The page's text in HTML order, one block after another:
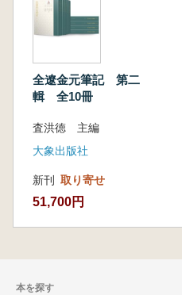
集》等元代笔记12种。
第十册,收《竹谱详录
细梳理了古籍中与原始
人序跋、古人对作者及
理出完整的附录,文献价
本書は『全遼金元筆記
たり、遼・金・元三代
全遼金元筆記 第二
輯 全10冊
査洪徳 主編
大象出版社
新刊 取り寄せ
51,700円
本を探す